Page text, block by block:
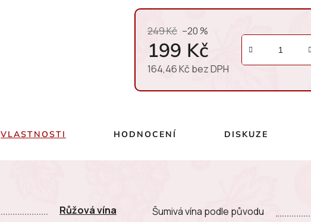
249 Kč –20 %
199 Kč
164,46 Kč bez DPH
Měrná cena:
VLASTNOSTI HODNOCENÍ DISKUZE
Růžová vína
Šumivá vína podle původu